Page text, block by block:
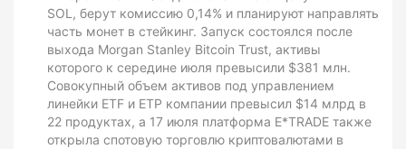
SOL, берут комиссию 0,14% и планируют направлять
часть монет в стейкинг. Запуск состоялся после
выхода Morgan Stanley Bitcoin Trust, активы
которого к середине июля превысили $381 млн.
Совокупный объем активов под управлением
линейки ETF и ETP компании превысил $14 млрд в
22 продуктах, а 17 июля платформа E*TRADE также
открыла спотовую торговлю криптовалютами в